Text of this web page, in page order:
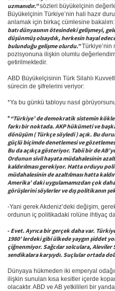
uzmanıdır.” sözleri büyükelçinin
Büyükelçinin Türkiye’nin hali hazır
anlamak için birkaç cümlesine bakalım:
batı dünyasının ötesindeki gelişmeyi,
düşünmüş olsaydık, herkesin hayal
bulunduğu gelişme olurdu.” Türkiye’nin
pozisyonuna ilişkin olumlu
getirilmektedir.
ABD Büyükelçisinin Türk Silahlı
sürecin de şifrelerini veriyor:
*Ya bu günkü tabloyu nasıl
*“Türkiye’ de demokratik sistemin
farkı bir noktada. AKP hükümeti ve
dönüşüm ( Türkçe söyledi ) açık. Bu
güçlü biçimde denetlemesi ve
Bu da açıkça gösteriyor. Tabii bir de
Ordunun sivil hayata müdahalesinin
kaldırılması gerekiyor. Hatta orduyu
müdahalesinin de azaltılması hatta
Amerika’ daki uygulamamızdan çok
görüşlerini söylerler ve dış politikanın
-Yani gerek Akdeniz’deki değişim,
ordunun iç politikadaki rolüne ihtiyaç
- Evet. Ayrıca bir gerçek daha var.
1980’ lerdeki gibi ülkede yaygın şiddet
çiğnenmiyor. Sağcılar solculara,
sendikalara karşıydı. Suçlular ortada
Dünyaya hükmeden iki emperyal
ilişkin sunulan kısa kesitler içerde kopan
olacaktır. ABD ve AB yetkilileri bir